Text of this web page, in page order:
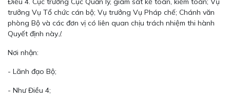
trưởng Vụ Tổ chức cán bộ; Vụ trưởng Vụ Pháp chế; Chánh văn
phòng Bộ và các đơn vị có liên quan chịu trách nhiệm thi hành
Quyết định này./.
Nơi nhận:
- Lãnh đạo Bộ;
- Như Điều 4;